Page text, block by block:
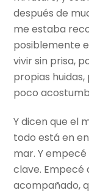
después de
me estaba
posiblemente
vivir sin prisa,
propias
poco
Y dicen que el
todo está en
mar. Y
clave. Empecé
acompañado,